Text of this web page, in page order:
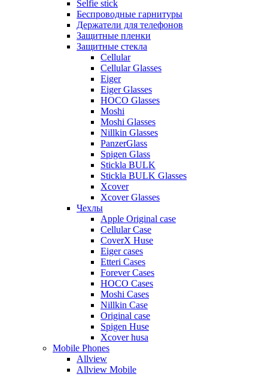
Selfie stick
Беспроводные гарнитуры
Держатели для телефонов
Защитные пленки
Защитные стекла
Cellular
Cellular Glasses
Eiger
Eiger Glasses
HOCO Glasses
Moshi
Moshi Glasses
Nillkin Glasses
PanzerGlass
Spigen Glass
Stickla BULK
Stickla BULK Glasses
Xcover
Xcover Glasses
Чехлы
Apple Original case
Cellular Case
CoverX Huse
Eiger cases
Etteri Cases
Forever Cases
HOCO Cases
Moshi Cases
Nillkin Case
Original case
Spigen Huse
Xcover husa
Mobile Phones
Allview
Allview Mobile